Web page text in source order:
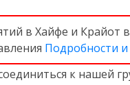
в Хайфе и Крайот
Подробности
к нашей